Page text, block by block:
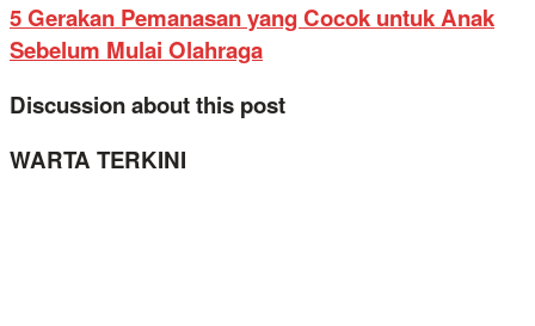
5 Gerakan Pemanasan yang Cocok untuk Anak
Sebelum Mulai Olahraga
Discussion about this post
WARTA TERKINI